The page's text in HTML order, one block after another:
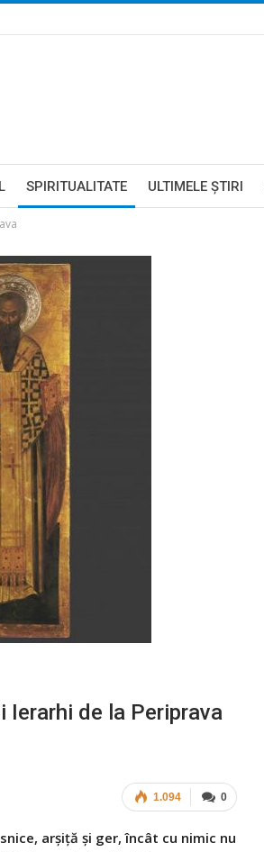
SPIRITUALITATE ULTIMELE ŞTIRI
de la Periprava
0
1.094
arşiţă şi ger, încât cu nimic nu